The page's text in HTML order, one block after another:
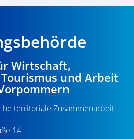
Wirtschaft,
und Arbeit
territoriale Zusammenarbeit
14